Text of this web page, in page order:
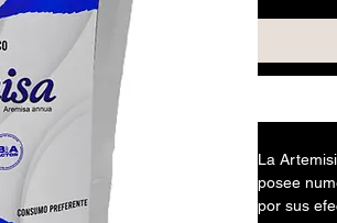
La
posee
por sus